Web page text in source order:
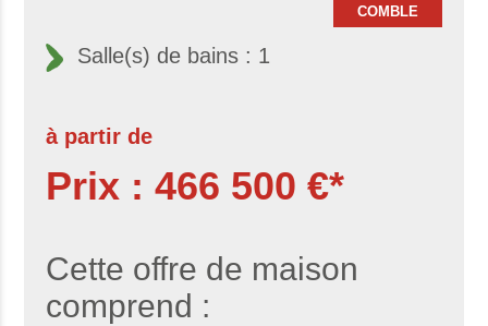
COMBLE
Salle(s) de bains : 1
à partir de
Prix : 466 500 €*
Cette offre de maison
comprend :